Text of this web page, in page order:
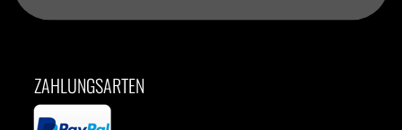
ZAHLUNGSARTEN